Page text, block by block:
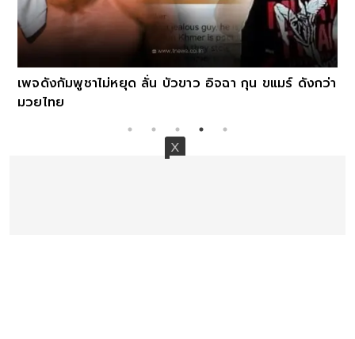
เพจดังกัมพูชาไม่หยุด ลั่น บัวขาว อิจฉา กุน ขแมร์ ดังกว่า
มวยไทย